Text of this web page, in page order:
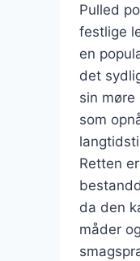
Pulled
festlige
en
det
sin møre
som
Retten
da den
måder